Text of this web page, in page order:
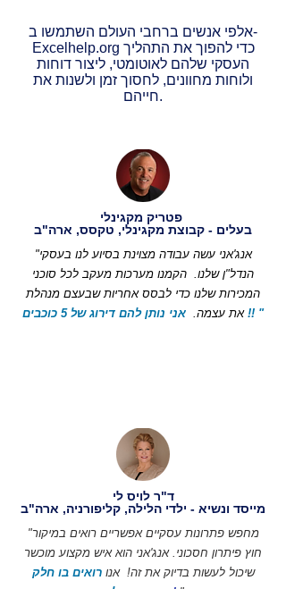
אלפי אנשים ברחבי העולם השתמשו ב-
Excelhelp.org כדי להפוך את התהליך
העסקי שלהם לאוטומטי, ליצור דוחות
ולוחות מחוונים, לחסוך זמן ולשנות את
חייהם.
בעלים - קבוצת מקגינלי, טקסס, ארה"ב
"אנג'אני עשה עבודה מצוינת בסיוע לנו בעסקי
הנדל"ן שלנו. הקמנו מערכות מעקב לכל סוכני
המכירות שלנו כדי לבסס אחריות שבעצם מנהלת
את עצמה.אני נותן להם דירוג של 5 כוכבים !! "
ד"ר לויס לי
מייסד ונשיא - ילדי הלילה, קליפורניה, ארה"ב
"מחפש פתרונות עסקיים אפשריים רואים במיקור
חוץ פיתרון חסכוני. אנג'אני הוא איש מקצוע מוכשר
שיכול לעשות בדיוק את זה! אנו רואים בו חלק